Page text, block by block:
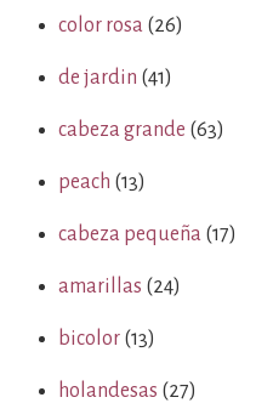
color rosa (26)
de jardin (41)
cabeza grande (63)
peach (13)
cabeza pequeña (17)
amarillas (24)
bicolor (13)
holandesas (27)